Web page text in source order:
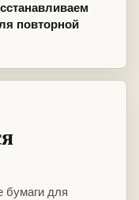
повторной
бумаги для